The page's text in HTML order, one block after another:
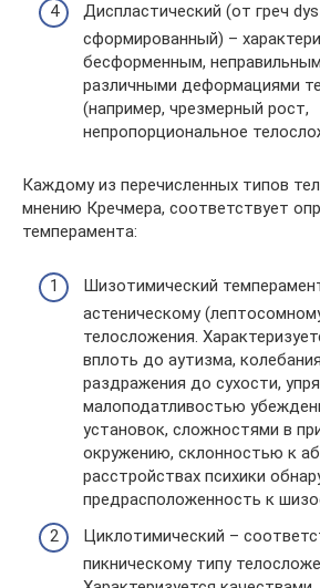
Диспластический (от греч
сформированный) –
бесформенным,
различными деформациями
(например, чрезмерный рост,
непропорциональное
Каждому из перечисленных типов
мнению Кречмера, соответствует
темперамента:
Шизотимический
астеническому
телосложения.
вплоть до аутизма,
раздражения до сухос­ти,
малоподатливостью
установок, сложностями в
окруже­нию, склонностью к
расстройствах психи­ки
предрасположенность к
Циклотимический –
пикническому типу